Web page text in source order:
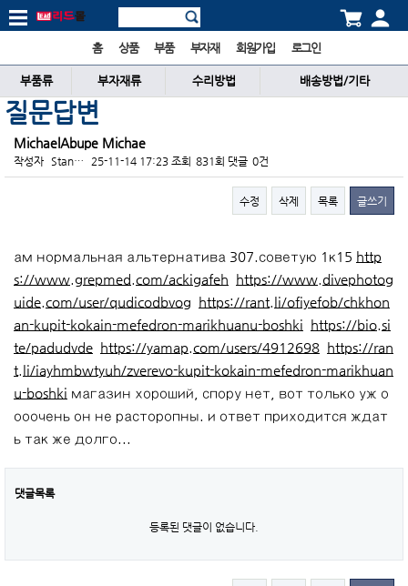
홈 상품 부품 부자재 회원가입 로그인
부품류 부자재류 수리방법 배송방법/기타
질문답변
MichaelAbupe Michae
작성자 Stan… 25-11-14 17:23 조회 831회 댓글 0건
수정 삭제 목록 글쓰기
ам нормальная альтернатива 307.советую 1к15 http
s://www.grepmed.com/ackigafeh https://www.divephotog
uide.com/user/qudicodbvog https://rant.li/ofiyefob/chkhon
an-kupit-kokain-mefedron-marikhuanu-boshki https://bio.si
te/padudvde https://yamap.com/users/4912698 https://ran
t.li/iayhmbwtyuh/zverevo-kupit-kokain-mefedron-marikhuan
u-boshki магазин хороший, спору нет, вот только уж о
ооочень он не расторопны. и ответ приходится ждат
ь так же долго...
댓글목록
등록된 댓글이 없습니다.